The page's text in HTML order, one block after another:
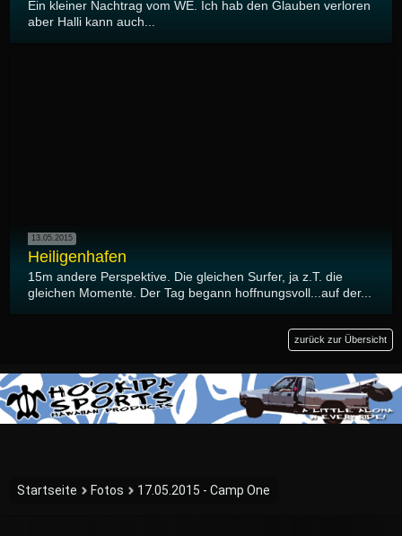
Ein kleiner Nachtrag vom WE. Ich hab den Glauben verloren
aber Halli kann auch...
13.05.2015
Heiligenhafen
15m andere Perspektive. Die gleichen Surfer, ja z.T. die
gleichen Momente. Der Tag begann hoffnungsvoll...auf der...
zurück zur Übersicht
Startseite Fotos 17.05.2015 - Camp One